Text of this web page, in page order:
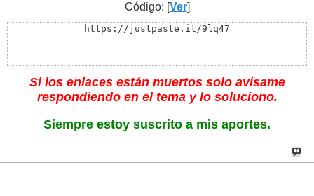
Código: [Ver]
https://justpaste.it/9lq47
Si los enlaces están muertos solo avísame
respondiendo en el tema y lo soluciono.
Siempre estoy suscrito a mis aportes.